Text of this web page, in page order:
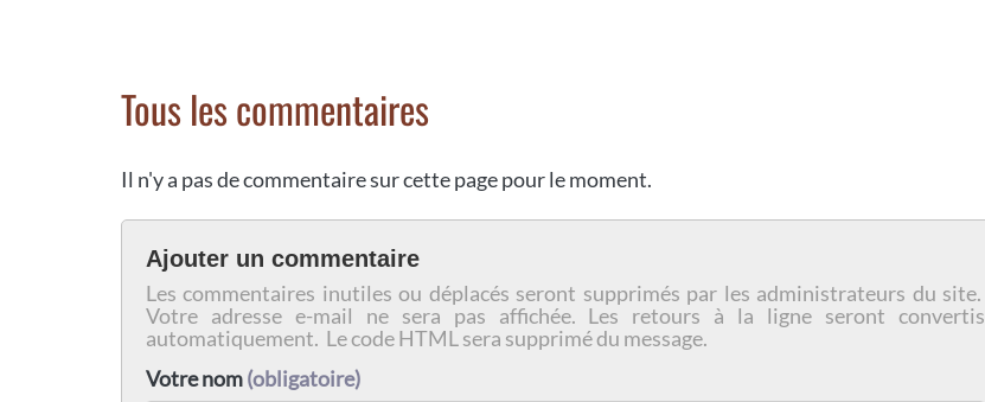
Tous les commentaires
Il n'y a pas de commentaire sur cette page pour le moment.
Ajouter un commentaire
Les commentaires inutiles ou déplacés seront supprimés par les administrateurs du site.
Votre adresse e-mail ne sera pas affichée. Les retours à la ligne seront convertis
automatiquement. Le code HTML sera supprimé du message.
Votre nom(obligatoire)